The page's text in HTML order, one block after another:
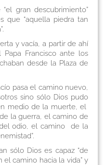
gran descubrimiento”
que “aquella piedra tan
y vacía, a partir de ahí
Papa Francisco ante los
desde la Plaza de
pasa el camino nuevo,
sino sólo Dios pudo
medio de la muerte, el
la guerra, el camino de
odio, el camino de la
sólo Dios es capaz “de
el camino hacia la vida” y